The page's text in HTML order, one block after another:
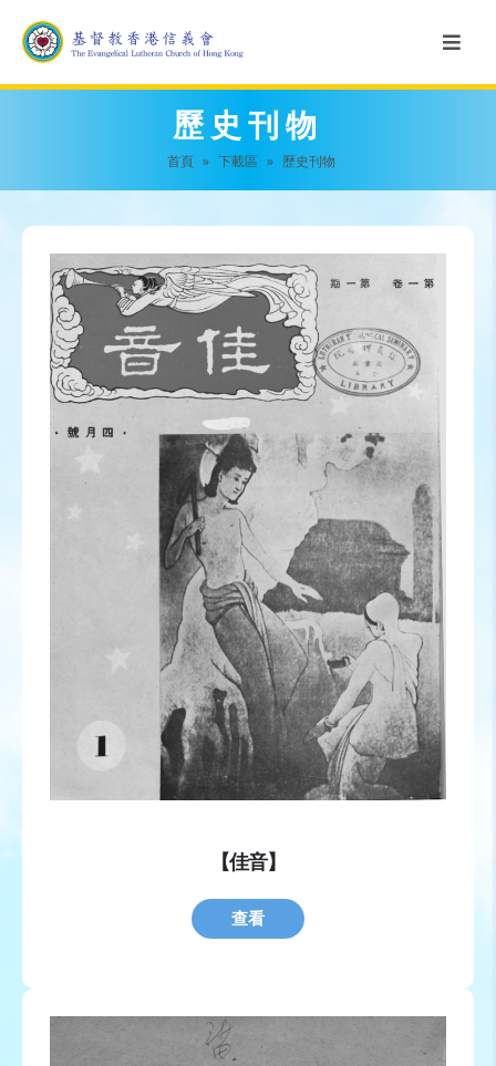
歷史刊物
首頁 » 下載區 » 歷史刊物
【佳音】
查看